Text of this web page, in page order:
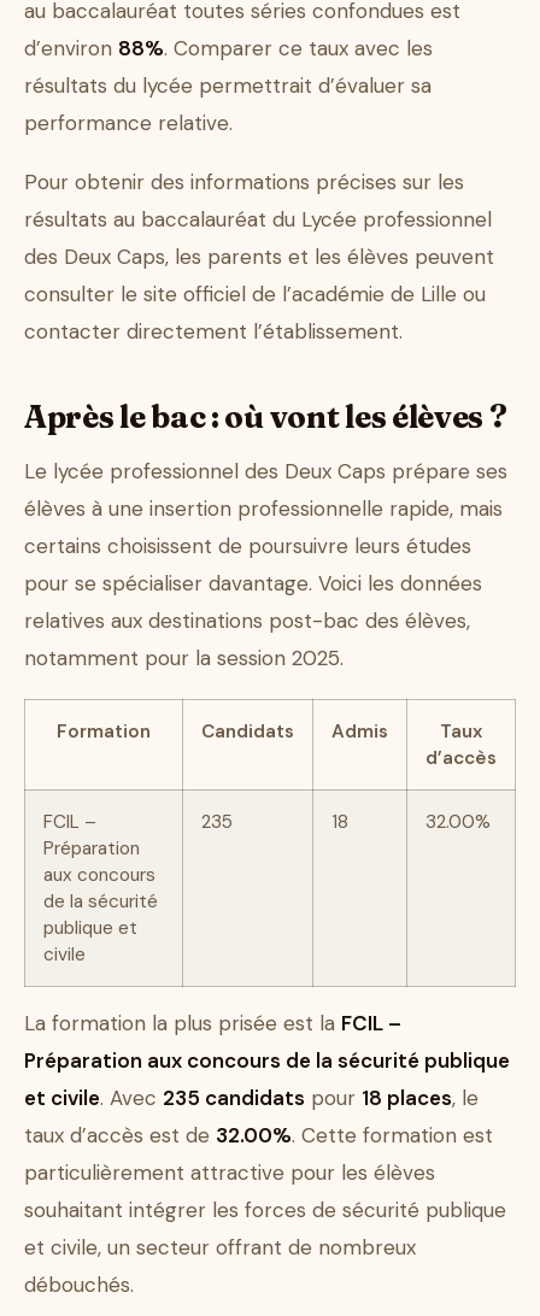
au baccalauréat toutes séries confondues est
d’environ 88%. Comparer ce taux avec les
résultats du lycée permettrait d’évaluer sa
performance relative.
Pour obtenir des informations précises sur les
résultats au baccalauréat du Lycée professionnel
des Deux Caps, les parents et les élèves peuvent
consulter le site officiel de l’académie de Lille ou
contacter directement l’établissement.
Après le bac : où vont les élèves ?
Le lycée professionnel des Deux Caps prépare ses
élèves à une insertion professionnelle rapide, mais
certains choisissent de poursuivre leurs études
pour se spécialiser davantage. Voici les données
relatives aux destinations post-bac des élèves,
notamment pour la session 2025.
Formation Candidats Admis
Taux
d’accès
FCIL –
Préparation
aux concours
de la sécurité
publique et
civile
235 18 32.00%
La formation la plus prisée est la FCIL –
Préparation aux concours de la sécurité publique
et civile. Avec 235 candidats pour 18 places, le
taux d’accès est de 32.00%. Cette formation est
particulièrement attractive pour les élèves
souhaitant intégrer les forces de sécurité publique
et civile, un secteur offrant de nombreux
débouchés.